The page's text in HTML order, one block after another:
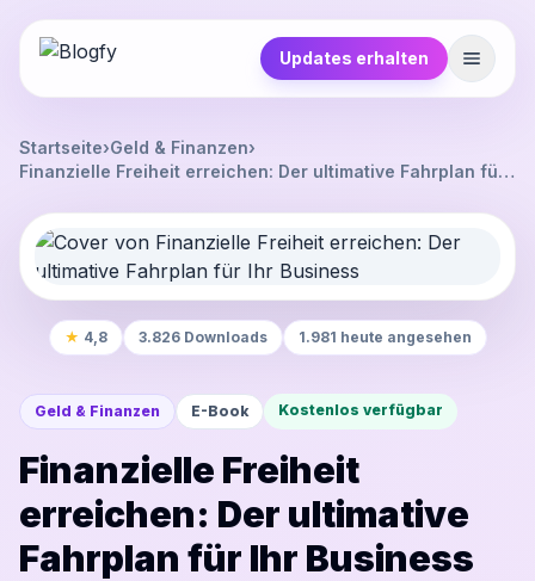
Updates erhalten
Startseite›Geld & Finanzen›
Finanzielle Freiheit erreichen: Der ultimative Fahrplan für
★ 4,8 3.826 Downloads 1.981 heute angesehen
Geld & Finanzen E-Book Kostenlos verfügbar
Finanzielle Freiheit
erreichen: Der ultimative
Fahrplan für Ihr Business